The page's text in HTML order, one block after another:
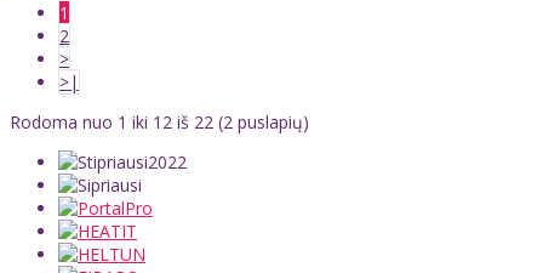
1
2
>
>|
Rodoma nuo 1 iki 12 iš 22 (2 puslapių)